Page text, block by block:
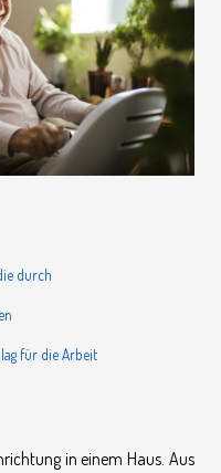
durch
für die Arbeit
in einem Haus. Aus